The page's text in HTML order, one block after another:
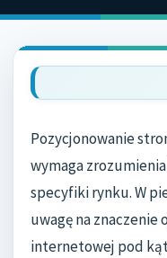
Pozycjonowanie
wymaga
specyfiki rynku. W
uwagę na
internetowej pod